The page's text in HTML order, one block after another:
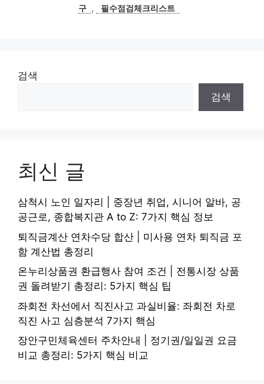
구 , 필수점검체크리스트
검색
검색
최신 글
삼척시 노인 일자리 | 중장년 취업, 시니어 알바, 공
공근로, 종합복지관 A to Z: 7가지 핵심 정보
퇴직금계산 연차수당 합산 | 미사용 연차 퇴직금 포
함 계산법 총정리
온누리상품권 환급행사 참여 조건 | 전통시장 상품
권 돌려받기 총정리: 5가지 핵심 팁
좌회전 차선에서 직진사고 과실비율: 좌회전 차로
직진 사고 심층분석 7가지 핵심
장안구민체육센터 주차안내 | 정기권/일일권 요금
비교 총정리: 5가지 핵심 비교